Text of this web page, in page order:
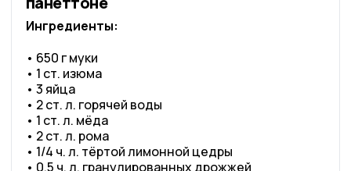
Ингредиенты:
• 650 г муки
• 1 ст. изюма
• 3 яйца
• 2 ст. л. горячей воды
• 1 ст. л. мёда
• 2 ст. л. рома
• 1/4 ч. л. тёртой лимонной цедры
• 0,5 ч. л. гранулированных дрожжей